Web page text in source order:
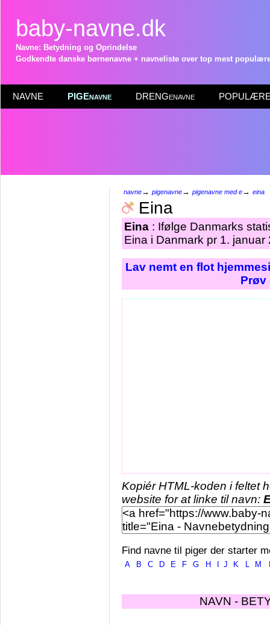
baby-navne.dk
Navne: Betydning og Oprindelse
Godkendte danske børnenavne + navneliste over top mest
NAVNE PIGEnavne DRENGenavne POPULÆRE
navne→ pigenavne→ pigenavne med e→ eina
Eina
Eina : Ifølge Danmarks
Eina i Danmark pr 1. januar
Lav nemt en flot
Prøv
Kopiér HTML-koden i feltet
website for at linke til navn:
Find navne til piger der starter
A B C D E F G H J K L M
NAVN -